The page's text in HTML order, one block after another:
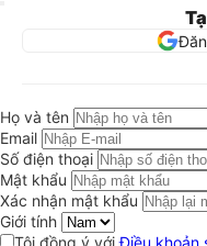
Họ và tên
Email
Số điện thoại
Mật khẩu
Xác nhận mật khẩu
Giới tính
Tôi đồng ý vớiĐiều khoản